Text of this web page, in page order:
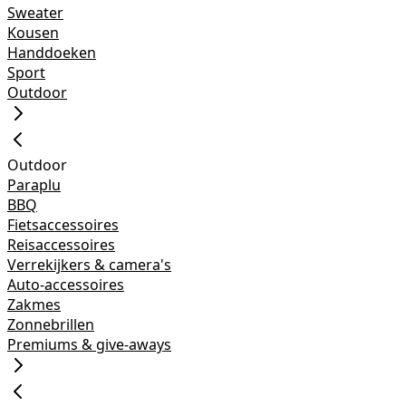
Sweater
Kousen
Handdoeken
Sport
Outdoor
Outdoor
Paraplu
BBQ
Fietsaccessoires
Reisaccessoires
Verrekijkers & camera's
Auto-accessoires
Zakmes
Zonnebrillen
Premiums & give-aways